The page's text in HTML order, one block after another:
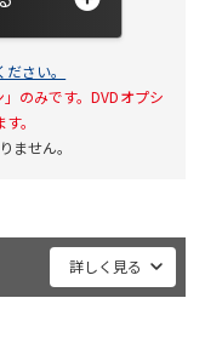
さい。
のみです。DVDオプシ
。
ません。
詳しく見る